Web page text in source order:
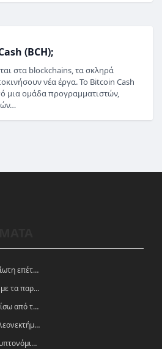
(BCH);
στα blockchains, τα σκληρά
νέα έργα. Το Bitcoin Cash
μια ομάδα προγραμματιστών,
Bitcoin Pizza. Μία αξιοσημείωτη επέτειος.
Bitcoin και οι διαφορές του με τα παραδοσιακά νομίσματα
Blockchain. Η τεχνολογία πίσω από τα κρυπτονομίσματα
CFD κρυπτονομισμάτων. Πλεονεκτήματα και ευκαιρίες
Ethereum.Ένα ιδιαίτερο κρυπτονόμισμα-πλατφόρμα